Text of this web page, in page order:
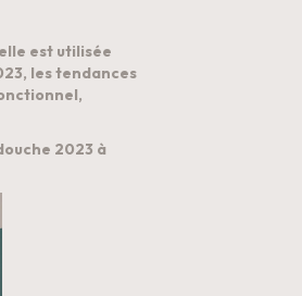
est utilisée
les tendances
2023 à